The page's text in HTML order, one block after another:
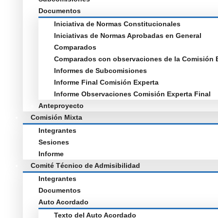
Documentos
Iniciativa de Normas Constitucionales
Iniciativas de Normas Aprobadas en General
Comparados
Comparados con observaciones de la Comisión
Informes de Subcomisiones
Informe Final Comisión Experta
Informe Observaciones Comisión Experta Final
Anteproyecto
Comisión Mixta
Integrantes
Sesiones
Informe
Comité Técnico de Admisibilidad
Integrantes
Documentos
Auto Acordado
Texto del Auto Acordado